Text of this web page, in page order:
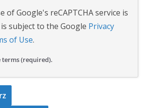
of Google's reCAPTCHA service is
subject to the Google Privacy
of Use.
terms (required).